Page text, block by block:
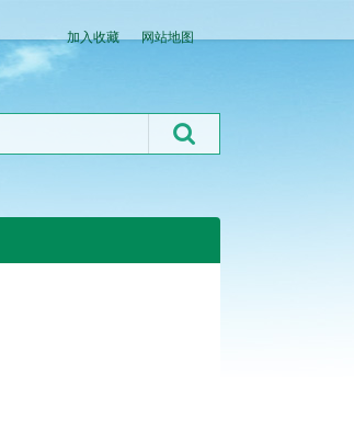
加入收藏 网站地图